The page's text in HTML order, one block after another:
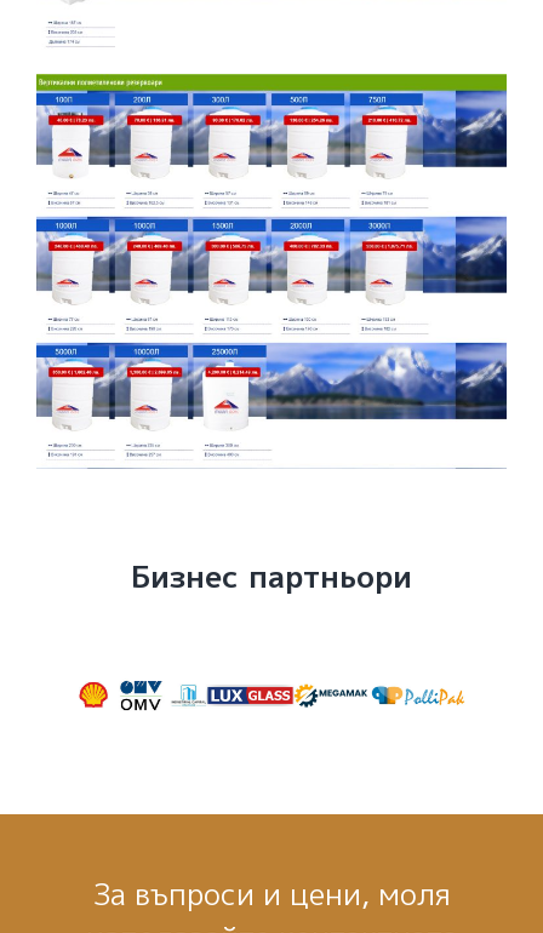
Бизнес партньори
За въпроси и цени, моля